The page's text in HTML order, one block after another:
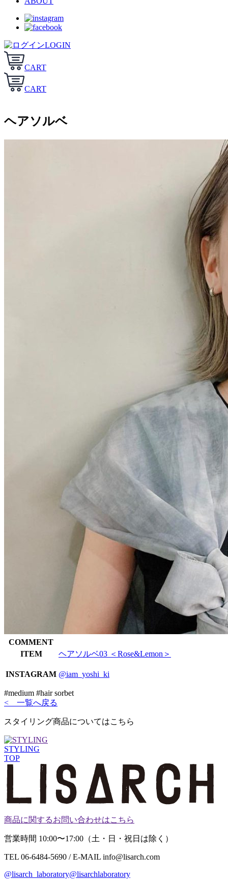
LOGIN
CART
CART
ヘアソルベ
COMMENT
ITEM
ヘアソルベ03 ＜Rose&Lemon＞
INSTAGRAM @iam_yoshi_ki
#medium #hair sorbet
< 一覧へ戻る
スタイリング商品についてはこちら
STYLING
TOP
商品に関するお問い合わせはこちら
営業時間 10:00〜17:00（土・日・祝日は除く）
TEL 06-6484-5690 / E-MAIL info@lisarch.com
@lisarch_laboratory@lisarchlaboratory